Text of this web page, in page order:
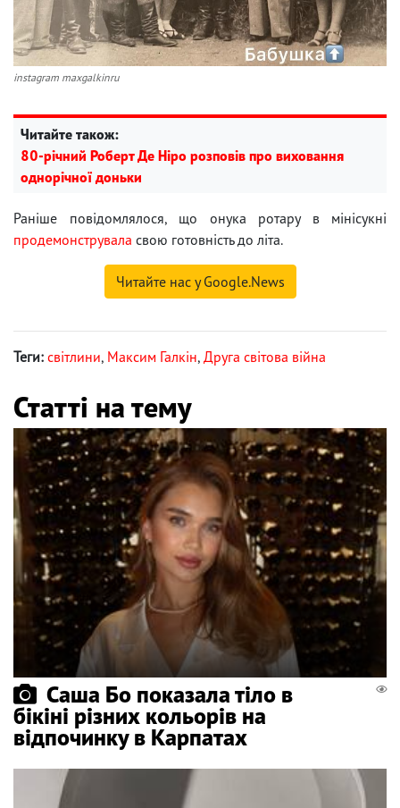
instagram maxgalkinru
Читайте також:
80-річний Роберт Де Ніро розповів про виховання
однорічної доньки
Раніше повідомлялося, що онука ротару в мінісукні
продемонструвала свою готовність до літа.
Читайте нас у Google.News
Теги: світлини, Максим Галкін, Друга світова війна
Статті на тему
Саша Бо показала тіло в
бікіні різних кольорів на
відпочинку в Карпатах